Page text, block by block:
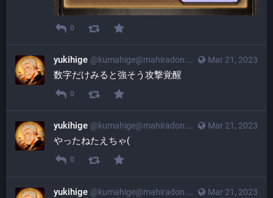
0
Mar 21, 2023
yukihige @kumahige@mahiradon.com
数字だけみると強そう攻撃覚醒
0
Mar 21, 2023
yukihige @kumahige@mahiradon.com
やったねたえちゃ(
0
Mar 21, 2023
yukihige @kumahige@mahiradon.com